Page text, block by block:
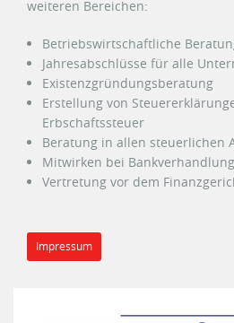
weiteren Bereichen:
Betriebswirtschaftliche
Jahresabschlüsse für alle
Existenzgründungsberatung
Erstellung von
Erbschaftssteuer
Beratung in allen steuerlichen
Mitwirken bei
Vertretung vor dem
Impressum